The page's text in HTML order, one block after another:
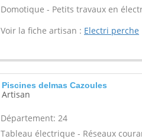
Domotique - Petits travaux en
Voir la fiche artisan : Electri perche
Piscines delmas Cazoules
Artisan
Département: 24
Tableau électrique - Réseaux